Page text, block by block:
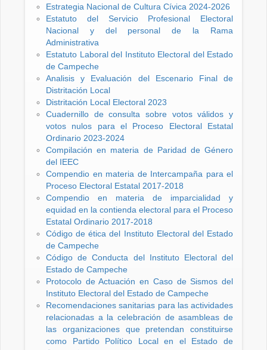
Estrategia Nacional de Cultura Cívica 2024-2026
Estatuto del Servicio Profesional Electoral
Nacional y del personal de la Rama
Administrativa
Estatuto Laboral del Instituto Electoral del Estado
de Campeche
Analisis y Evaluación del Escenario Final de
Distritación Local
Distritación Local Electoral 2023
Cuadernillo de consulta sobre votos válidos y
votos nulos para el Proceso Electoral Estatal
Ordinario 2023-2024
Compilación en materia de Paridad de Género
del IEEC
Compendio en materia de Intercampaña para el
Proceso Electoral Estatal 2017-2018
Compendio en materia de imparcialidad y
equidad en la contienda electoral para el Proceso
Estatal Ordinario 2017-2018
Código de ética del Instituto Electoral del Estado
de Campeche
Código de Conducta del Instituto Electoral del
Estado de Campeche
Protocolo de Actuación en Caso de Sismos del
Instituto Electoral del Estado de Campeche
Recomendaciones sanitarias para las actividades
relacionadas a la celebración de asambleas de
las organizaciones que pretendan constituirse
como Partido Político Local en el Estado de